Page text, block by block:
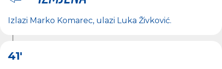
Izlazi Marko Komarec, ulazi Luka Živković.
41'